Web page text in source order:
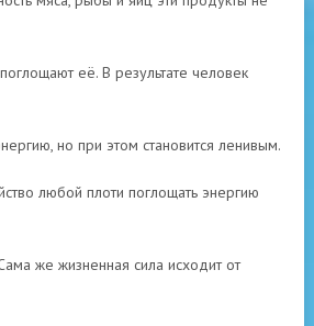
её. В результате человек
но при этом становится ленивым.
любой плоти поглощать энергию
же жизненная сила исходит от